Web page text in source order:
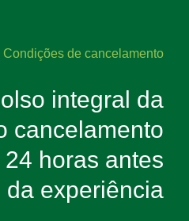
Condições de cancelamento
integral da
cancelamento
horas antes
da experiência